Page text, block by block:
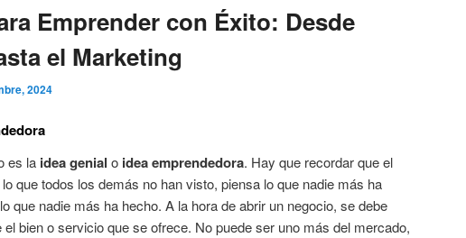
Emprender con Éxito: Desde
el Marketing
2024
es la idea genial o idea emprendedora. Hay que recordar que el
que todos los demás no han visto, piensa lo que nadie más ha
que nadie más ha hecho. A la hora de abrir un negocio, se debe
el bien o servicio que se ofrece. No puede ser uno más del mercado,